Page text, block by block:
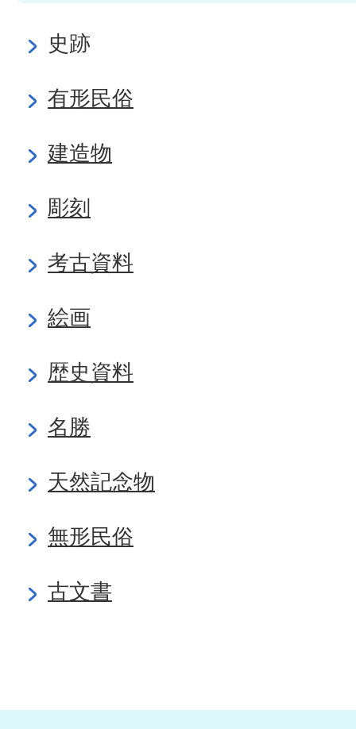
史跡
有形民俗
建造物
彫刻
考古資料
絵画
歴史資料
名勝
天然記念物
無形民俗
古文書